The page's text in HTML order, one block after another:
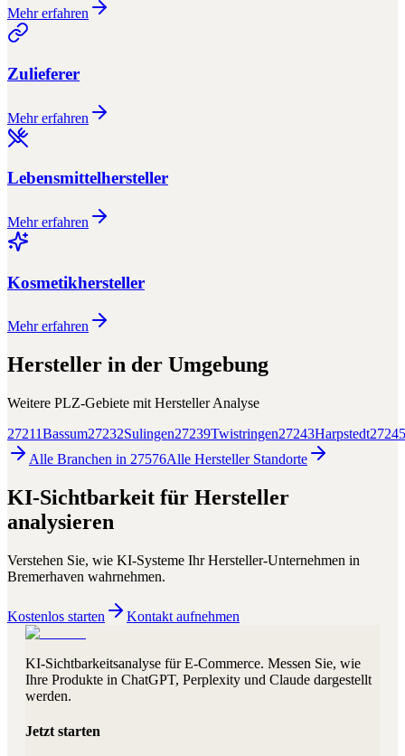
Mehr erfahren
Zulieferer
Mehr erfahren
Lebensmittelhersteller
Mehr erfahren
Kosmetikhersteller
Mehr erfahren
Hersteller in der Umgebung
Weitere PLZ-Gebiete mit HerstellerAnalyse
27211Bassum27232Sulingen27239Twistringen27243Harpstedt27245
Alle Branchen in 27576Alle HerstellerStandorte
KI-Sichtbarkeit für Hersteller
analysieren
Verstehen Sie, wie KI-Systeme IhrHersteller-Unternehmen in
Bremerhaven wahrnehmen.
Kostenlos starten Kontakt aufnehmen
KI-Sichtbarkeitsanalyse für E-Commerce. Messen Sie, wie
Ihre Produkte in ChatGPT, Perplexity und Claude dargestellt
werden.
Jetzt starten